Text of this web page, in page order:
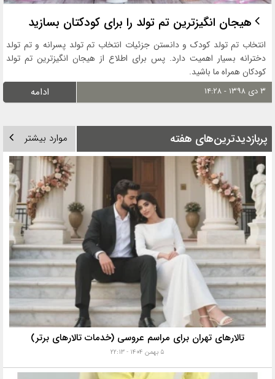
هیجان انگیزترین تم تولد را برای کودکتان بسازید
انتخاب تم تولد کودک و دانستن جزئیات انتخاب تم تولد پسرانه و تم تولد
دخترانه بسیار اهمیت دارد. پس برای اطلاع از هیجان انگیزترین تم تولد
کودکان همراه ما باشید.
۳ دی ۱۳۹۸ - ۱۴:۲۸ ادامه
پربازدیدترین‌های هفته موارد بیشتر
تالارهای تهران برای مراسم عروسی (خدمات تالارهای برتر)
۵ بهمن ۱۴۰۴ - ۲۲:۱۳